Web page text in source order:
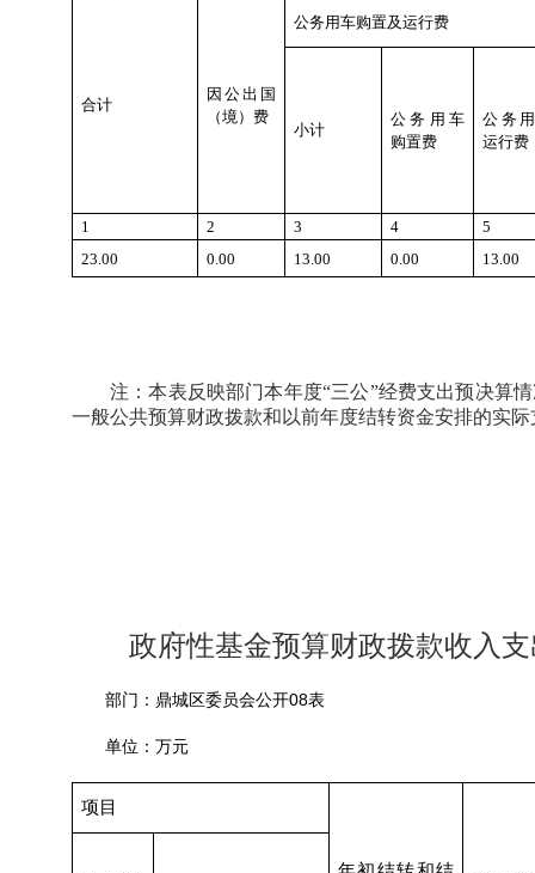
合计
因公出国
（境）费
公务用车购置及运行费
小计
公务用车
购置费
公务
运行费
1 2 3 4
5
23.00
0.00 13.00 0.00 13.00
注：本表反映部门本年度“三公”经费支出预决算
一般公共预算财政拨款和以前年度结转资金安排的实际
政府性基金预算财政拨款收入
部门：鼎城区委员会公开08表
单位：万元
项目